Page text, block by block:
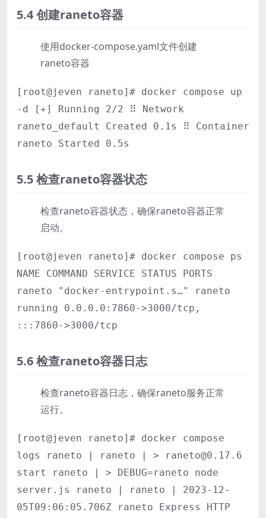
5.4 创建raneto容器
使用docker-compose.yaml文件创建
raneto容器
[root@jeven raneto]# docker compose up
-d [+] Running 2/2 ⠿ Network
raneto_default Created 0.1s ⠿ Container
raneto Started 0.5s
5.5 检查raneto容器状态
检查raneto容器状态，确保raneto容器正常
启动。
[root@jeven raneto]# docker compose ps
NAME COMMAND SERVICE STATUS PORTS
raneto "docker-entrypoint.s…" raneto
running 0.0.0.0:7860->3000/tcp,
:::7860->3000/tcp
5.6 检查raneto容器日志
检查raneto容器日志，确保raneto服务正常
运行。
[root@jeven raneto]# docker compose
logs raneto | raneto | > raneto@0.17.6
start raneto | > DEBUG=raneto node
server.js raneto | raneto | 2023-12-
05T09:06:05.706Z raneto Express HTTP